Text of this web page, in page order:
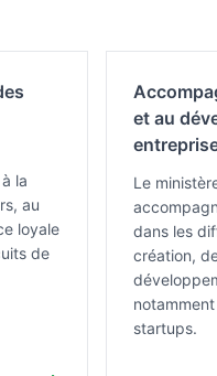
la
au
loyale
de
et au
Le
dans les
création,
startups.